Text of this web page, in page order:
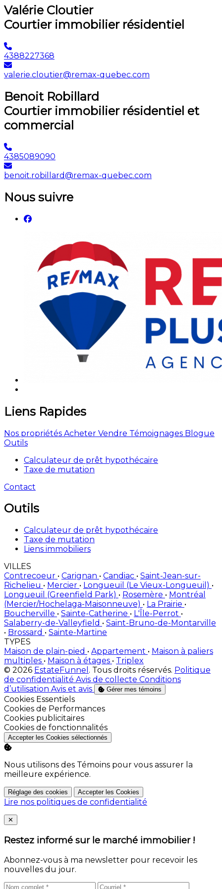
Valérie Cloutier
Courtier immobilier résidentiel
4388227368
valerie.cloutier@remax-quebec.com
Benoit Robillard
Courtier immobilier résidentiel et
commercial
4385089090
benoit.robillard@remax-quebec.com
Nous suivre
Liens Rapides
Nos propriétés Acheter Vendre Témoignages Blogue
Outils
Calculateur de prêt hypothécaire
Taxe de mutation
Contact
Outils
Calculateur de prêt hypothécaire
Taxe de mutation
Liens immobiliers
VILLES
Contrecoeur • Carignan • Candiac • Saint-Jean-sur-
Richelieu • Mercier • Longueuil (Le Vieux-Longueuil) •
Longueuil (Greenfield Park) • Rosemère • Montréal
(Mercier/Hochelaga-Maisonneuve) • La Prairie •
Boucherville • Sainte-Catherine • L'Île-Perrot •
Salaberry-de-Valleyfield • Saint-Bruno-de-Montarville
• Brossard • Sainte-Martine
TYPES
Maison de plain-pied • Appartement • Maison à paliers
multiples • Maison à étages • Triplex
© 2026 EstateFunnel . Tous droits réservés. Politique
de confidentialité Avis de collecte Conditions
d’utilisation Avis et avis Gérer mes témoins
Activer
Cookies Essentiels
Activer
Cookies de Performances
Activer
Cookies publicitaires
Activer
Cookies de fonctionnalités
Accepter les Cookies sélectionnés
Nous utilisons des Témoins pour vous assurer la
meilleure expérience.
Réglage des cookies Accepter les Cookies
Lire nos politiques de confidentialité
Close
✕
Restez informé sur le marché immobilier !
Abonnez-vous à ma newsletter pour recevoir les
nouvelles du jour.